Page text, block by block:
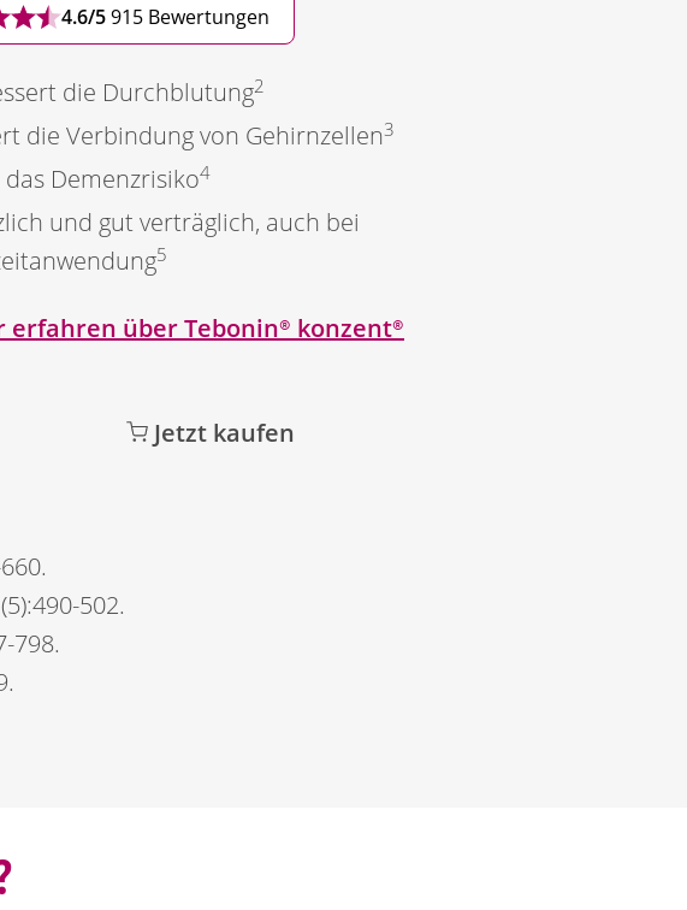
4.6/5915 Bewertungen
die Durchblutung2
die Verbindung von Gehirnzellen3
das Demenzrisiko4
und gut verträglich, auch bei
5
erfahren überTebonin® konzent®
Jetzt kaufen
502.
798.